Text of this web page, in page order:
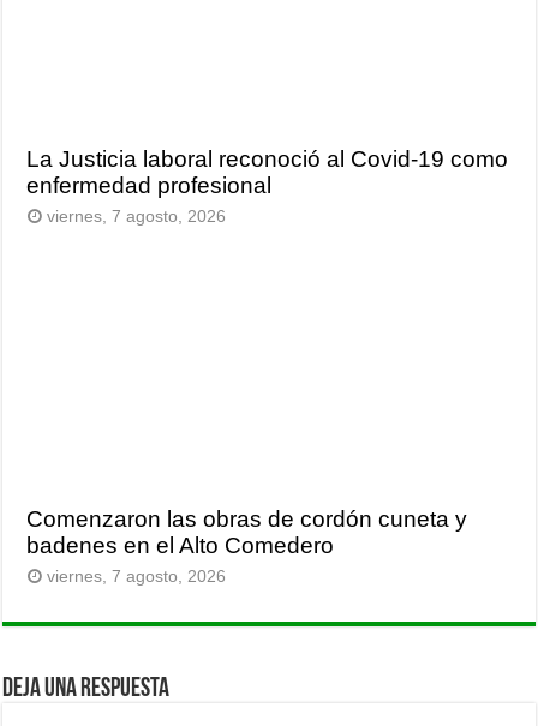
La Justicia laboral reconoció al Covid-19 como
enfermedad profesional
viernes, 7 agosto, 2026
Comenzaron las obras de cordón cuneta y
badenes en el Alto Comedero
viernes, 7 agosto, 2026
Deja una respuesta